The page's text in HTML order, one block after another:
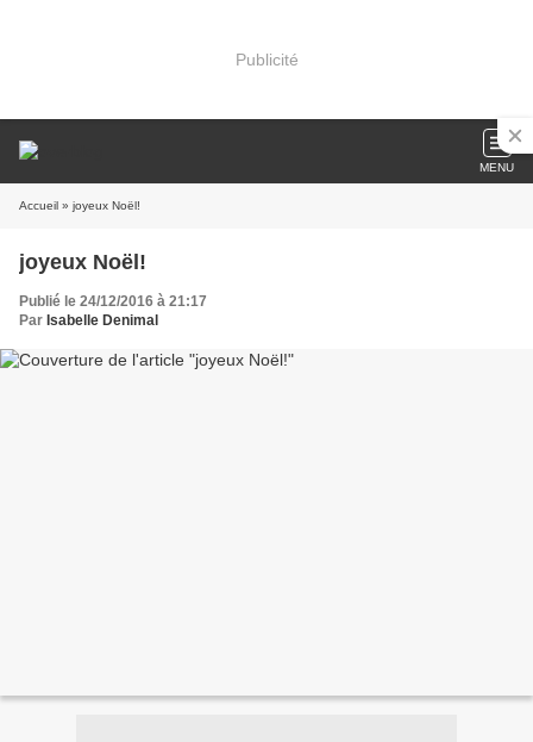
Publicité
MENU
Accueil » joyeux Noël!
joyeux Noël!
Publié le 24/12/2016 à 21:17
Par Isabelle Denimal